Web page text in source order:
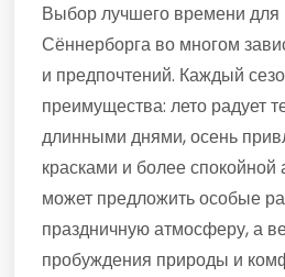
Выбор лучшего времени
Сённерборга во многом
и предпочтений. Каждый
преимущества: лето радует
длинными днями, осень
красками и более
может предложить особые
праздничную атмосферу, а
пробуждения природы и